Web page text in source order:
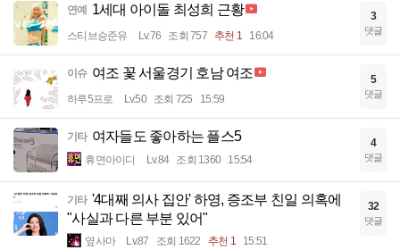
연예 1세대 아이돌 최성희 근황
스티브승준유 Lv.76 조회 757 추천 1 16:04
3
댓글
이슈 여조 꽃 서울경기 호남 여조
하루5프로 Lv.50 조회 725 15:59
5
댓글
기타 여자들도 좋아하는 플스5
휴면아이디 Lv.84 조회 1360 15:54
4
댓글
기타 '4대째 의사 집안' 하영, 증조부 친일 의혹에
"사실과 다른 부분 있어"
옆사마 Lv.87 조회 1622 추천 1 15:51
32
댓글